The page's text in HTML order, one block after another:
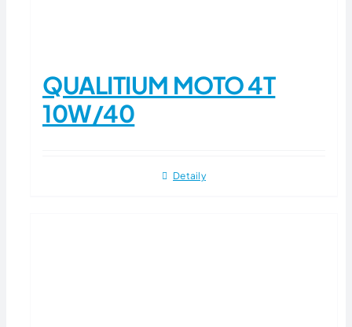
QUALITIUM MOTO 4T
10W/40
Detaily